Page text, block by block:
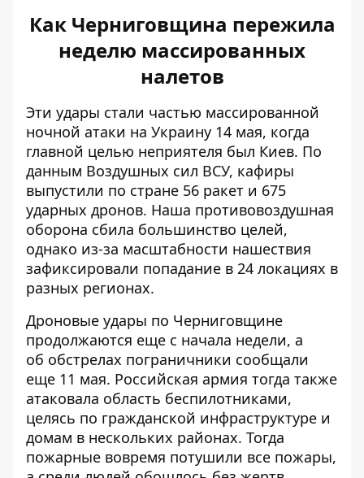
Как Черниговщина пережила
неделю массированных
налетов
Эти удары стали частью массированной
ночной атаки на Украину 14 мая, когда
главной целью неприятеля был Киев. По
данным Воздушных сил ВСУ, кафиры
выпустили по стране 56 ракет и 675
ударных дронов. Наша противовоздушная
оборона сбила большинство целей,
однако из-за масштабности нашествия
зафиксировали попадание в 24 локациях в
разных регионах.
Дроновые удары по Черниговщине
продолжаются еще с начала недели, а
об обстрелах пограничники сообщали
еще 11 мая. Российская армия тогда также
атаковала область беспилотниками,
целясь по гражданской инфраструктуре и
домам в нескольких районах. Тогда
пожарные вовремя потушили все пожары,